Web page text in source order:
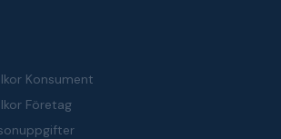
Konsument
Företag